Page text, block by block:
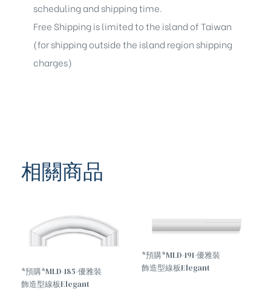
scheduling and shipping time.
Free Shipping is limited to the island of Taiwan
(for shipping outside the island region shipping
charges)
相關商品
*預購*MLD-185-優雅裝
飾造型線板Elegant
*預購*MLD-191-優雅裝
飾造型線板Elegant